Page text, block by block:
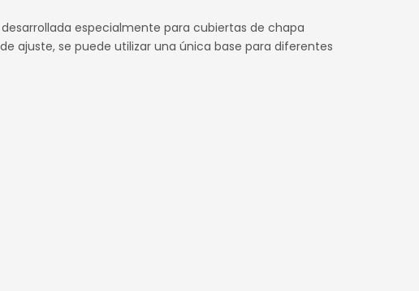
especialmente para cubiertas de chapa
ajuste, se puede utilizar una única base para diferentes